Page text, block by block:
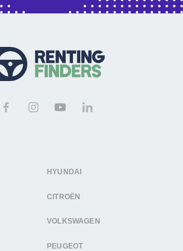
HYUNDAI
CITROËN
VOLKSWAGEN
PEUGEOT